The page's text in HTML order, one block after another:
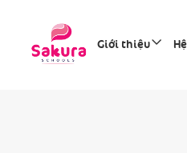
Giới thiệu